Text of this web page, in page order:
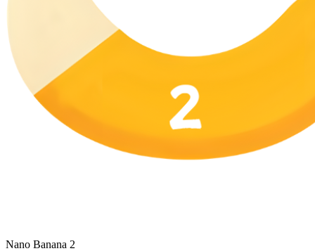
Nano Banana 2